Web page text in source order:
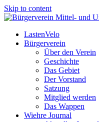
Skip to content
LastenVelo
Bürgerverein
Über den Verein
Geschichte
Das Gebiet
Der Vorstand
Satzung
Mitglied werden
Das Wappen
Wiehre Journal